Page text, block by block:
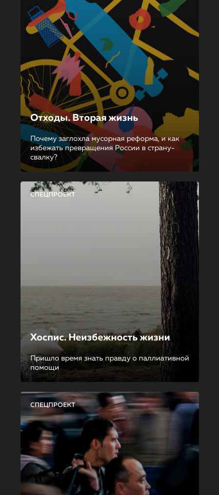
Отходы. Вторая жизнь
Почему заглохла мусорная реформа, и как
избежать превращения России в страну-
свалку?
СПЕЦПРОЕКТ
Хоспис. Неизбежность жизни
Пришло время знать правду о паллиативной
помощи
СПЕЦПРОЕКТ